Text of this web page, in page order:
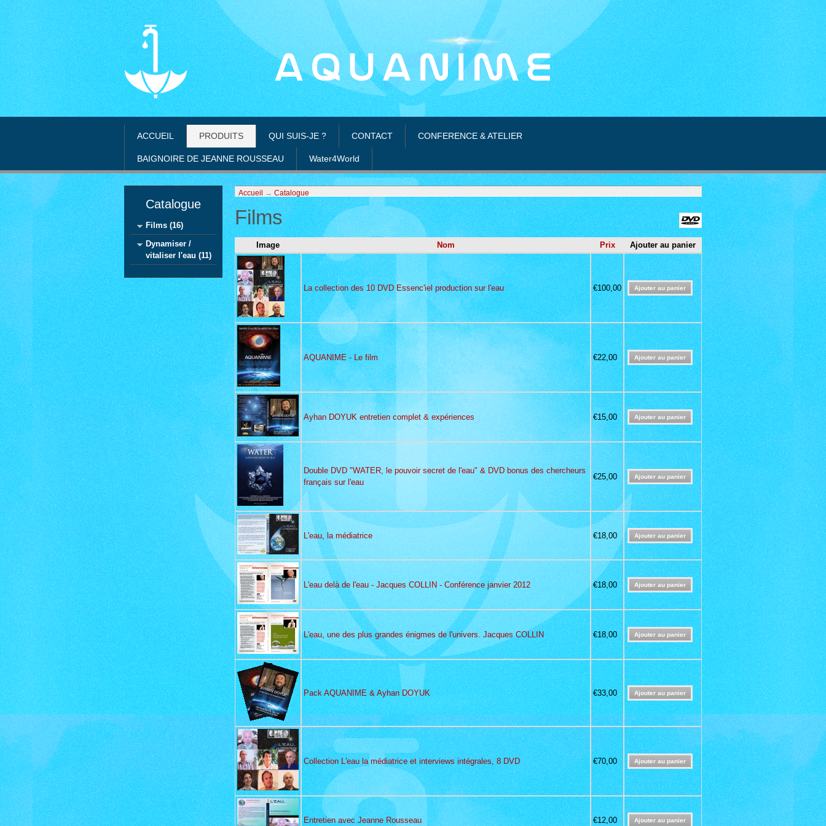
ACCUEIL PRODUITS QUI SUIS-JE ? CONTACT CONFERENCE & ATELIER
BAIGNOIRE DE JEANNE ROUSSEAU Water4World
Catalogue
Films (16)
Dynamiser /
vitaliser l'eau (11)
Accueil → Catalogue
Films
Image Nom Prix Ajouter au panier
La collection des 10 DVD Essenc'iel production sur l'eau €100,00
AQUANIME - Le film €22,00
Ayhan DOYUK entretien complet & expériences €15,00
Double DVD "WATER, le pouvoir secret de l'eau" & DVD bonus des chercheurs
français sur l'eau
€25,00
L'eau, la médiatrice €18,00
L'eau delà de l'eau - Jacques COLLIN - Conférence janvier 2012 €18,00
L'eau, une des plus grandes énigmes de l'univers. Jacques COLLIN €18,00
Pack AQUANIME & Ayhan DOYUK €33,00
Collection L'eau la médiatrice et interviews intégrales, 8 DVD €70,00
Entretien avec Jeanne Rousseau €12,00